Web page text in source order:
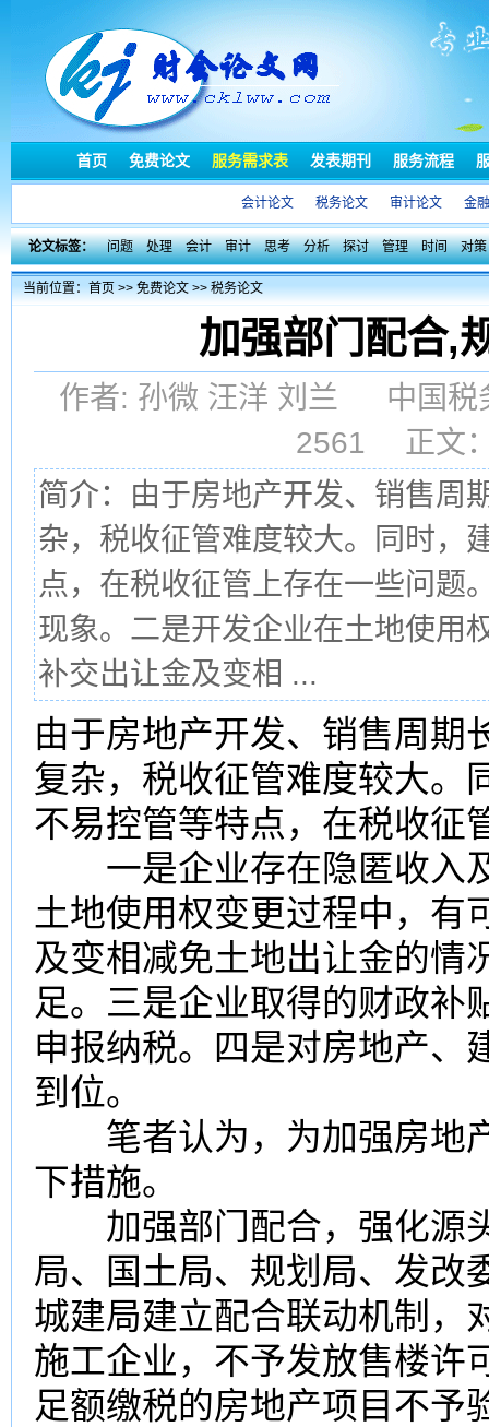
首页 免费论文 服务需求表 发表期刊 服务流程
会计论文 税务论文 审计论文 金
论文标签： 问题 处理 会计 审计 思考 分析 探讨 管理 时间 对策
当前位置：首页>>免费论文>>税务论文
加强部门配合,
作者: 孙微 汪洋 刘兰 中国税
2561 正文
简介：由于房地产开发、销售周
杂，税收征管难度较大。同时，
点，在税收征管上存在一些问
现象。二是开发企业在土地使用
补交出让金及变相 ...
由于房地产开发、销售周期
复杂， 税收征管难度较大。
不易控管等特点，在税收征
一是企业存在隐匿收入
土地使用权变更过程中，有
及变相减免土地出让金的情
足。三是企业取得的财政补
申报纳税。四是对房地产、
到位。
笔者认为，为加强房地
下措施。
加强部门配合，强化源
局、国土局、规划局、发改
城建局建立配合联动机制，
施工企业，不予发放售楼许
足额缴税的房地产项目不予